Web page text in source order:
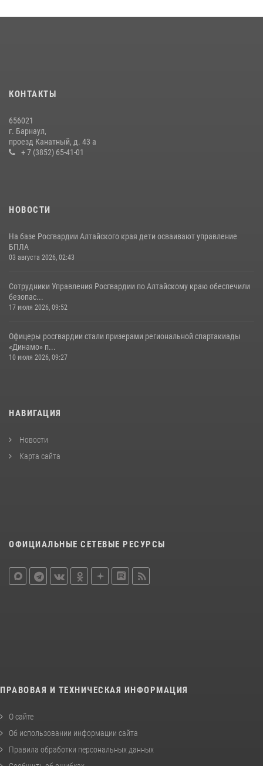
КОНТАКТЫ
656021
г. Барнаул,
проезд Канатный, д. 43 а
+ 7 (3852) 65-41-01
НОВОСТИ
На базе Росгвардии Алтайского края дети осваивают управление
БПЛА
03 августа 2026, 02:43
Сотрудники Управления Росгвардии по Алтайскому краю обеспечили
безопас...
17 июля 2026, 09:52
Офицеры росгвардии стали призерами региональной спартакиады
«Динамо» п...
10 июля 2026, 09:27
НАВИГАЦИЯ
Новости
Карта сайта
ОФИЦИАЛЬНЫЕ СЕТЕВЫЕ РЕСУРСЫ
ПРАВОВАЯ И ТЕХНИЧЕСКАЯ ИНФОРМАЦИЯ
О сайте
Об использовании информации сайта
Правила обработки персональных данных